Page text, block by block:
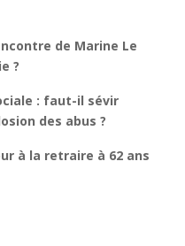
de Marine Le
?
: faut-il sévir
des abus ?
à la retraire à 62 ans